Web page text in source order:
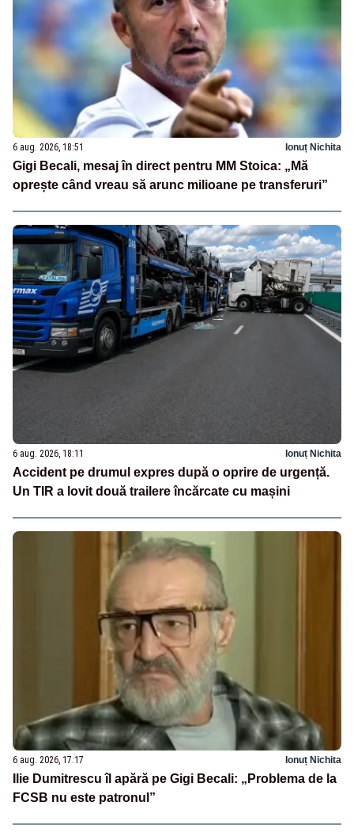
6 aug. 2026, 18:51 Ionuț Nichita
Gigi Becali, mesaj în direct pentru MM Stoica: „Mă
oprește când vreau să arunc milioane pe transferuri”
6 aug. 2026, 18:11 Ionuț Nichita
Accident pe drumul expres după o oprire de urgență.
Un TIR a lovit două trailere încărcate cu mașini
6 aug. 2026, 17:17 Ionuț Nichita
Ilie Dumitrescu îl apără pe Gigi Becali: „Problema de la
FCSB nu este patronul”